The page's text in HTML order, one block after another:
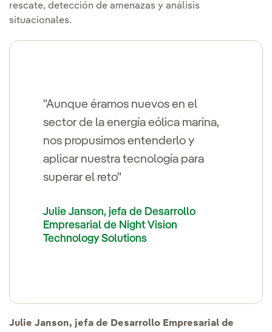
rescate, detección de amenazas y análisis
situacionales.
"Aunque éramos nuevos en el
sector de la energía eólica marina,
nos propusimos entenderlo y
aplicar nuestra tecnología para
superar el reto"
Julie Janson, jefa de Desarrollo
Empresarial de Night Vision
Technology Solutions
Julie Janson, jefa de Desarrollo Empresarial de